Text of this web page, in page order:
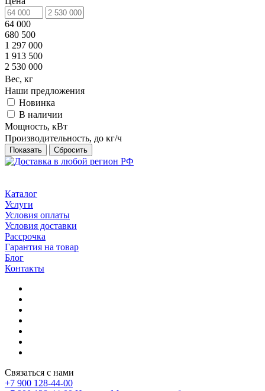
64 000
680 500
1 297 000
1 913 500
2 530 000
Вес, кг
Наши предложения
Новинка
В наличии
Мощность, кВт
Производительность, до кг/ч
Сбросить
Каталог
Услуги
Условия оплаты
Условия доставки
Рассрочка
Гарантия на товар
Блог
Контакты
Связаться с нами
+7 900 128-44-00